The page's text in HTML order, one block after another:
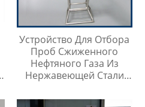
Устройство Для Отбора
Проб Сжиженного
Нефтяного Газа Из
Нержавеющей Стали